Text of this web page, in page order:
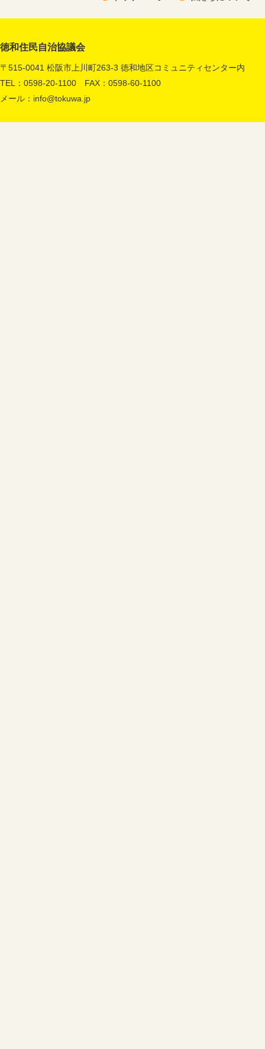
徳和住民自治協議会
〒515-0041 松阪市上川町263-3 徳和地区コミュニティセンター内
TEL：0598-20-1100 FAX：0598-60-1100
メール： info@tokuwa.jp